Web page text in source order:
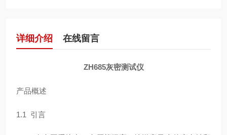
详细介绍 在线留言
ZH685灰密测试仪
产品概述
1.1 引言